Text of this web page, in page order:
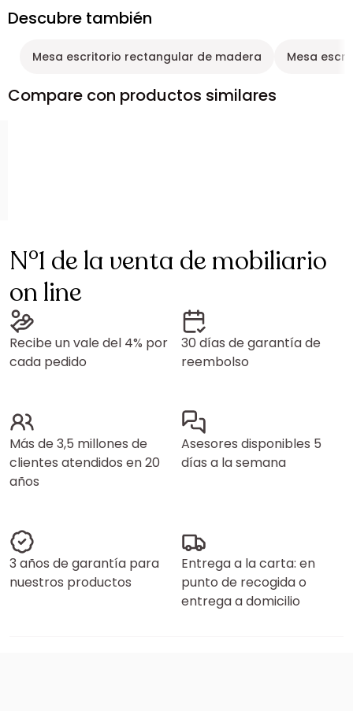
Descubre también
Mesa escritorio rectangular de madera Mesa
Compare con productos similares
N°1 de la venta de mobiliario
on line
Recibe un vale del 4% por
cada pedido
30 días de garantía de
reembolso
Más de 3,5 millones de
clientes atendidos en 20
años
Asesores disponibles 5
días a la semana
3 años de garantía para
nuestros productos
Entrega a la carta: en
punto de recogida o
entrega a domicilio